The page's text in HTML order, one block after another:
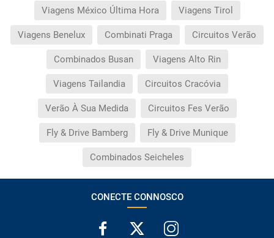
Viagens México Última Hora Viagens Tirol
Viagens Benelux Combinati Praga Circuitos Verão
Combinados Busan Viagens Alto Rin
Viagens Tailandia Circuitos Cracóvia
Verão À Sua Medida Circuitos Fes Verão
Fly & Drive Bamberg Fly & Drive Munique
Combinados Seicheles
CONECTE CONNOSCO